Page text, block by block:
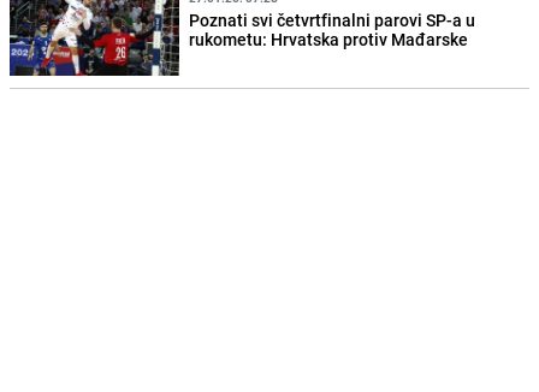
Poznati svi četvrtfinalni parovi SP-a u
rukometu: Hrvatska protiv Mađarske